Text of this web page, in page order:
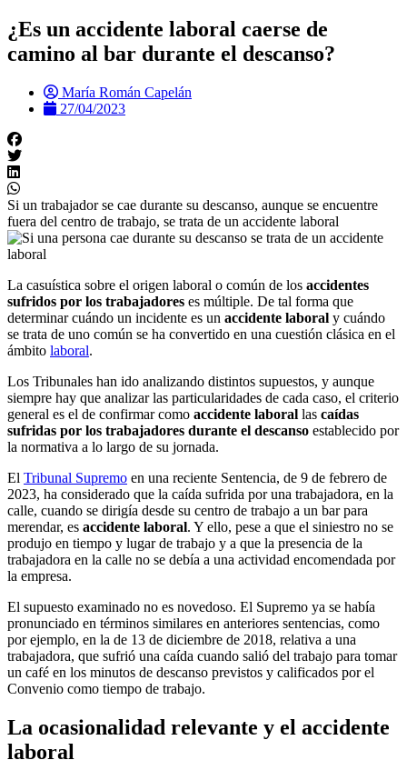
¿Es un accidente laboral caerse de
camino al bar durante el descanso?
María Román Capelán
27/04/2023
Si un trabajador se cae durante su descanso, aunque se encuentre
fuera del centro de trabajo, se trata de un accidente laboral
La casuística sobre el origen laboral o común de los accidentes
sufridos por los trabajadores es múltiple. De tal forma que
determinar cuándo un incidente es un accidente laboral y cuándo
se trata de uno común se ha convertido en una cuestión clásica en el
ámbito laboral.
Los Tribunales han ido analizando distintos supuestos, y aunque
siempre hay que analizar las particularidades de cada caso, el criterio
general es el de confirmar como accidente laboral las caídas
sufridas por los trabajadores durante el descanso establecido por
la normativa a lo largo de su jornada.
El Tribunal Supremo en una reciente Sentencia, de 9 de febrero de
2023, ha considerado que la caída sufrida por una trabajadora, en la
calle, cuando se dirigía desde su centro de trabajo a un bar para
merendar, es accidente laboral. Y ello, pese a que el siniestro no se
produjo en tiempo y lugar de trabajo y a que la presencia de la
trabajadora en la calle no se debía a una actividad encomendada por
la empresa.
El supuesto examinado no es novedoso. El Supremo ya se había
pronunciado en términos similares en anteriores sentencias, como
por ejemplo, en la de 13 de diciembre de 2018, relativa a una
trabajadora, que sufrió una caída cuando salió del trabajo para tomar
un café en los minutos de descanso previstos y calificados por el
Convenio como tiempo de trabajo.
La ocasionalidad relevante y el accidente
laboral